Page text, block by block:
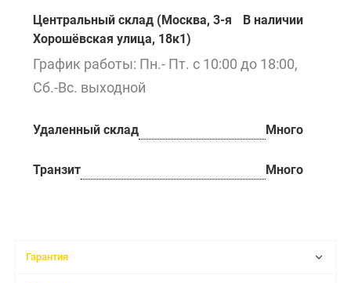
Центральный склад (Москва, 3-я
Хорошёвская улица, 18к1)
В наличии
График работы: Пн.- Пт. с 10:00 до 18:00,
Сб.-Вс. выходной
Удаленный склад Много
Транзит Много
Гарантия